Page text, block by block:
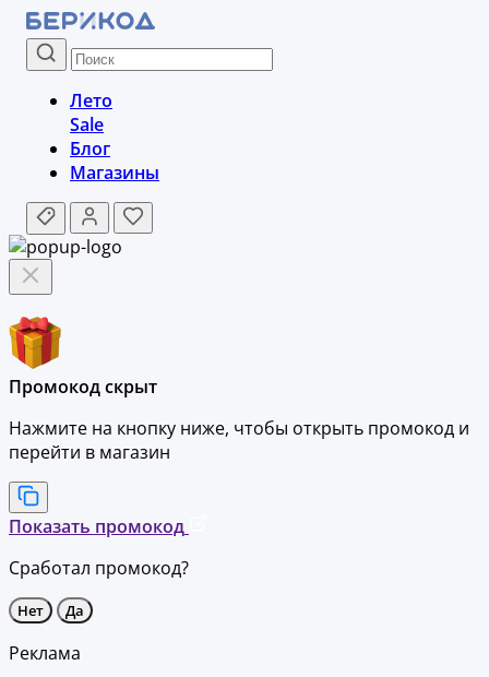
Лето
Sale
Блог
Магазины
Промокод скрыт
Нажмите на кнопку ниже, чтобы открыть промокод и
перейти в магазин
Показать промокод
Сработал промокод?
Нет Да
Реклама